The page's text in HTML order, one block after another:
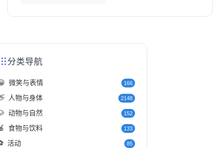
分类导航
微笑与表情 166
人物与身体 2148
动物与自然 152
食物与饮料 133
活动 85